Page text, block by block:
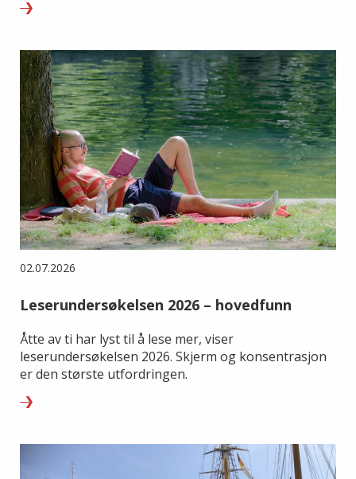
02.07.2026
Leserundersøkelsen 2026 – hovedfunn
Åtte av ti har lyst til å lese mer, viser
leserundersøkelsen 2026. Skjerm og konsentrasjon
er den største utfordringen.